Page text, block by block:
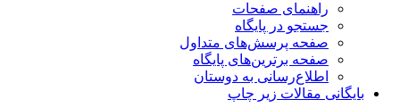
راهنمای صفحات
جستجو در پایگاه
صفحه پرسش‌های متداول
صفحه برترین‌های پایگاه
اطلاع‌رسانی به دوستان
بایگانی مقالات زیر چاپ